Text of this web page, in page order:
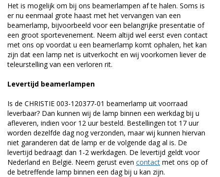
Het is mogelijk om bij ons beamerlampen af te halen. Soms is
er nu eenmaal grote haast met het vervangen van een
beamerlamp, bijvoorbeeld voor een belangrijke presentatie of
een groot sportevenement. Neem altijd wel eerst even contact
met ons op voordat u een beamerlamp komt ophalen, het kan
zijn dat een lamp net is uitverkocht en wij voorkomen liever de
teleurstelling van een verloren rit.
Levertijd beamerlampen
Is de CHRISTIE 003-120377-01 beamerlamp uit voorraad
leverbaar? Dan kunnen wij de lamp binnen een werkdag bij u
afleveren, indien voor 12 uur besteld. Bestellingen tot 17 uur
worden dezelfde dag nog verzonden, maar wij kunnen hiervan
niet garanderen dat de lamp er de volgende dag al is. De
levertijd bedraagt dan 1-2 werkdagen. De levertijd geldt voor
Nederland en België. Neem gerust even contact met ons op of
de betreffende lamp binnen een dag bij u kan zijn.